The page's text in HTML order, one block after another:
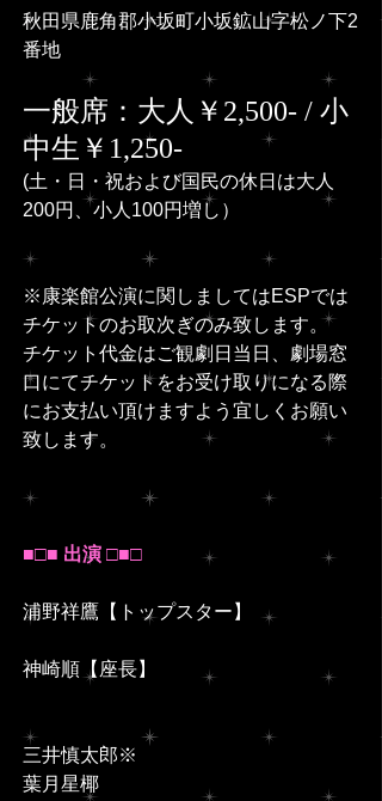
秋田県鹿角郡小坂町小坂鉱山字松ノ下2
番地
一般席：大人￥2,500- / 小
中生￥1,250-
(土・日・祝および国民の休日は大人
200円、小人100円増し）
※康楽館公演に関しましてはESPでは
チケットのお取次ぎのみ致します。
チケット代金はご観劇日当日、劇場窓
口にてチケットをお受け取りになる際
にお支払い頂けますよう宜しくお願い
致します。
■□■ 出演 □■□
浦野祥鷹【トップスター】
神崎順【座長】
三井慎太郎※
葉月星椰